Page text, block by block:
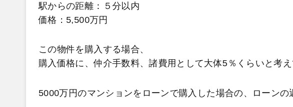
駅からの距離：５分以内
価格：5,500万円
この物件を購入する場合、
購入価格に、仲介手数料、諸費用として大体5％くらいと考え
5000万円のマンションをローンで購入した場合の、ローンの